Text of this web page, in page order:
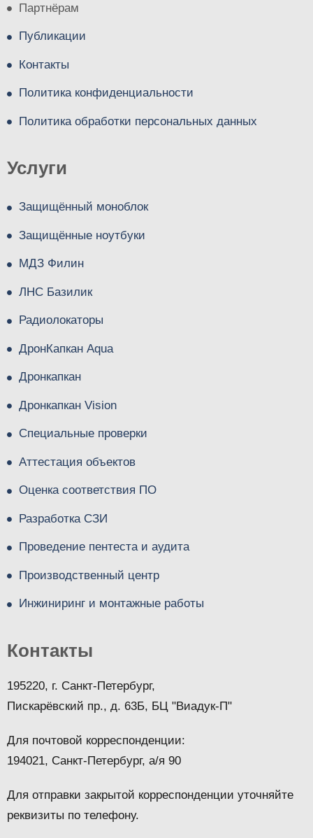
Партнёрам
Публикации
Контакты
Политика конфиденциальности
Политика обработки персональных данных
Услуги
Защищённый моноблок
Защищённые ноутбуки
МДЗ Филин
ЛНС Базилик
Радиолокаторы
ДронКапкан Aqua
Дронкапкан
Дронкапкан Vision
Специальные проверки
Аттестация объектов
Оценка соответствия ПО
Разработка СЗИ
Проведение пентеста и аудита
Производственный центр
Инжиниринг и монтажные работы
Контакты
195220, г. Санкт-Петербург,
Пискарёвский пр., д. 63Б, БЦ "Виадук-П"
Для почтовой корреспонденции:
194021, Санкт-Петербург, а/я 90
Для отправки закрытой корреспонденции уточняйте
реквизиты по телефону.